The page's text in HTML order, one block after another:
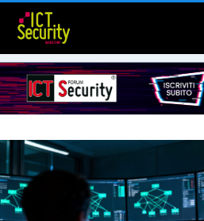
Salta
contenuto